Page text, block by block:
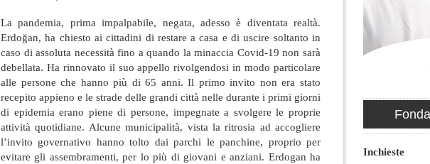
La pandemia, prima impalpabile, negata, adesso è diventata realtà.
Erdoğan, ha chiesto ai cittadini di restare a casa e di uscire soltanto in
caso di assoluta necessità fino a quando la minaccia Covid-19 non sarà
debellata. Ha rinnovato il suo appello rivolgendosi in modo particolare
alle persone che hanno più di 65 anni. Il primo invito non era stato
recepito appieno e le strade delle grandi città nelle durante i primi giorni
di epidemia erano piene di persone, impegnate a svolgere le proprie
attività quotidiane. Alcune municipalità, vista la ritrosia ad accogliere
l’invito governativo hanno tolto dai parchi le panchine, proprio per
evitare gli assembramenti, per lo più di giovani e anziani. Erdogan ha
Inchieste